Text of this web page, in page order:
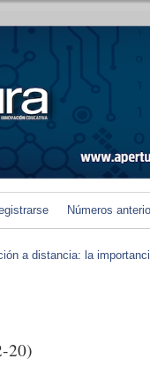
Números
a distancia: la
20)